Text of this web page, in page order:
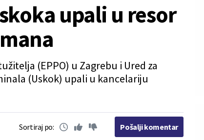
upali u resor
(EPPO) u Zagrebu i Ured za
(Uskok) upali u kancelariju
Sortiraj po: Pošalji komentar